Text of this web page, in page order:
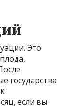
Это
государства
если вы